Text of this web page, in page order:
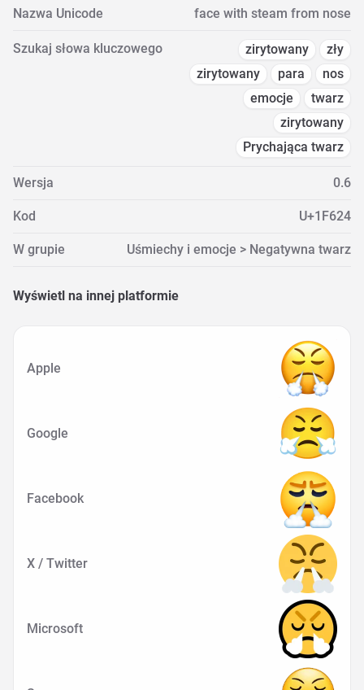
Nazwa Unicode face with steam from nose
Szukaj słowa kluczowego zirytowany
zły
zirytowany
para
nos
emocje
twarz
zirytowany
Prychająca twarz
Wersja 0.6
Kod U+1F624
W grupie Uśmiechy i emocje > Negatywna twarz
Wyświetl na innej platformie
Apple
Google
Facebook
X / Twitter
Microsoft